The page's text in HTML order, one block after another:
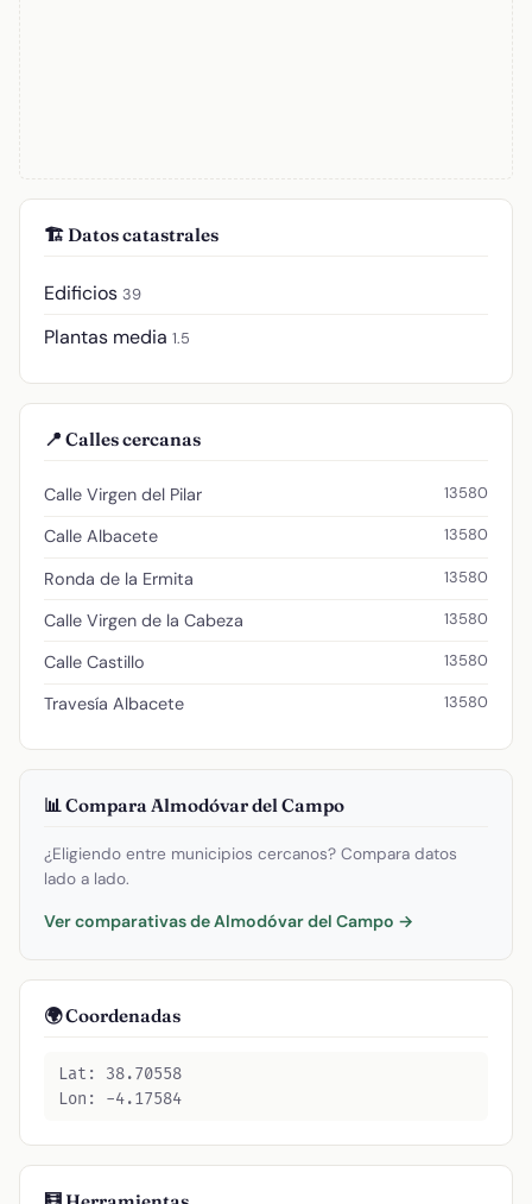
🏗️ Datos catastrales
Edificios 39
Plantas media 1.5
📍 Calles cercanas
Calle Virgen del Pilar 13580
Calle Albacete 13580
Ronda de la Ermita 13580
Calle Virgen de la Cabeza 13580
Calle Castillo 13580
Travesía Albacete 13580
📊 Compara Almodóvar del Campo
¿Eligiendo entre municipios cercanos? Compara datos
lado a lado.
Ver comparativas de Almodóvar del Campo →
🌍 Coordenadas
Lat: 38.70558
Lon: -4.17584